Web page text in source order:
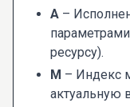
А –
ресурсу).
М – Индекс
актуальную